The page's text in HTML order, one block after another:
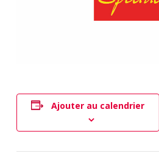
Ajouter au calendrier